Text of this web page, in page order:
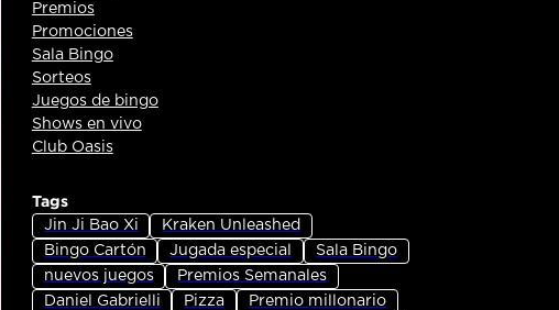
Premios
Promociones
Sala Bingo
Sorteos
Juegos de bingo
Shows en vivo
Club Oasis
Tags
Jin Ji Bao Xi
Kraken Unleashed
Bingo Cartón
Jugada especial
Sala Bingo
nuevos juegos
Premios Semanales
Daniel Gabrielli
Pizza
Premio millonario